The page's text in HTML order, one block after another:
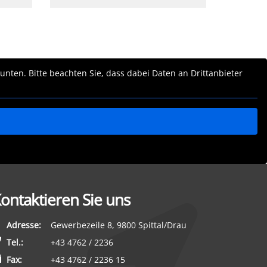
Bitte beachten Sie, dass dabei Daten an Drittanbieter
Sie uns
Adresse:
Gewerbezeile 8, 9800 Spittal/Drau
Tel.:
+43 4762 / 2236
Fax:
+43 4762 / 2236 15